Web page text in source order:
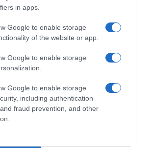
in apps.
Google to enable storage
of the website or app.
Google to enable storage
Google to enable storage
including authentication
fraud prevention, and other
κορυφαίες επιλογές
ταξιδιωτών, σύμφωνα
ΕΟΤ
τρίτη θέση μεταξύ των
προορισμών